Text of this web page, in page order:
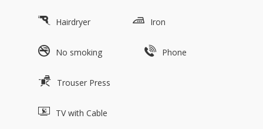
Hairdryer Iron
No smoking Phone
Trouser Press
TV with Cable